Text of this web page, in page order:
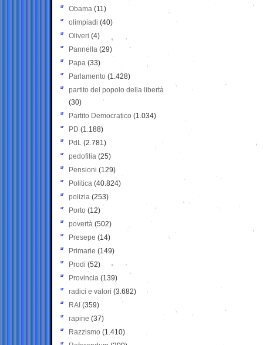
Obama (11)
olimpiadi (40)
Oliveri (4)
Pannella (29)
Papa (33)
Parlamento (1.428)
partito del popolo della libertà
(30)
Partito Democratico (1.034)
PD (1.188)
PdL (2.781)
pedofilia (25)
Pensioni (129)
Politica (40.824)
polizia (253)
Porto (12)
povertà (502)
Presepe (14)
Primarie (149)
Prodi (52)
Provincia (139)
radici e valori (3.682)
RAI (359)
rapine (37)
Razzismo (1.410)